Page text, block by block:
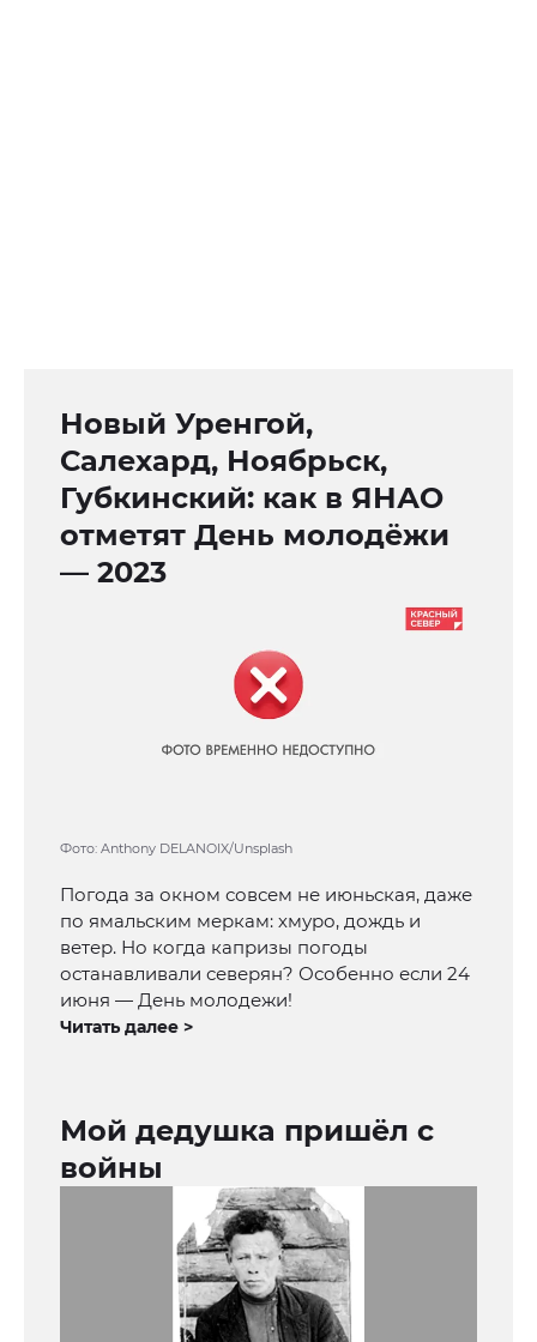
Новый Уренгой,
Салехард, Ноябрьск,
Губкинский: как в ЯНАО
отметят День молодёжи
— 2023
Фото: Anthony DELANOIX/Unsplash
Погода за окном совсем не июньская, даже
по ямальским меркам: хмуро, дождь и
ветер. Но когда капризы погоды
останавливали северян? Особенно если 24
июня — День молодежи!
Читать далее >
Мой дедушка пришёл с
войны